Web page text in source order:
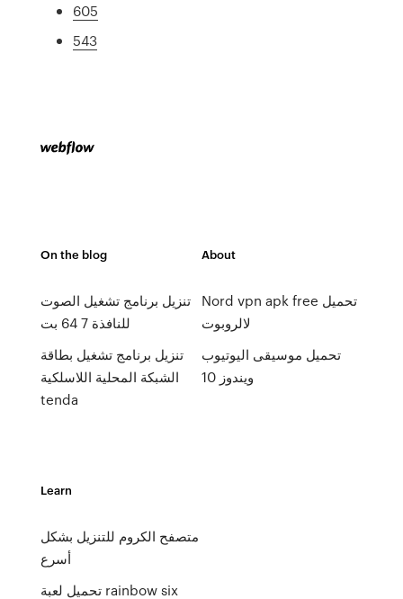
605
543
On the blog
تنزيل برنامج تشغيل الصوت
للنافذة 7 64 بت
تنزيل برنامج تشغيل بطاقة
الشبكة المحلية اللاسلكية
tenda
About
Nord vpn apk free تحميل
لالروبوت
تحميل موسيقى اليوتيوب
ويندوز 10
Learn
متصفح الكروم للتنزيل بشكل
أسرع
تحميل لعبة rainbow six